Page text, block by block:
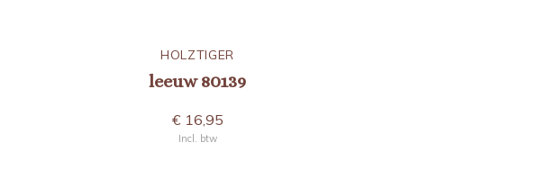
HOLZTIGER
leeuw 80139
€ 16,95
Incl. btw